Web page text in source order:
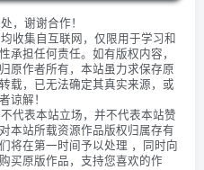
，谢谢合作！
收集自互联网，仅限用于学习和
承担任何责任。如有版权内容，
原作者所有，本站虽力求保存原
载，已无法确定其真实来源，或
谅解！
代表本站立场，并不代表本站赞
本站所载资源作品版权归属存有
将在第一时间予以处理 ，同时向
买原版作品，支持您喜欢的作